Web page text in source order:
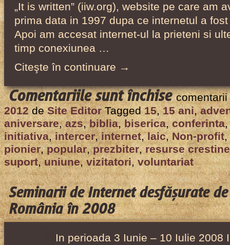
„It is written” (iiw.org), website pe care am
prima data in 1997 dupa ce internetul a
Apoi am accesat internet-ul la prieteni si
timp conexiunea …
Citeşte în continuare →
Comentariile sunt închisepentru
Intercer
a
implinit
15
ani
de
activitate!
2012 de Site EditorTagged15,15 ani,
aniversare,azs,biblia,biserica,conferinta
initiativa,intercer,internet,laic,Non-profit,
pionier,popular,prezbiter,resurse crestine
suport,uniune,vizitatori,voluntariat
Seminarii de Internet desfășurate
România în 2008
In perioada 3 Iunie – 10 Iulie 2008